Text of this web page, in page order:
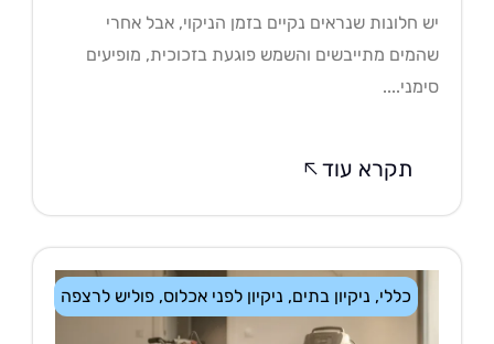
חלונות שנראים נקיים בזמן הניקוי, אבל אחרי
מתייבשים והשמש פוגעת בזכוכית, מופיעים
תקרא עוד
ניקיון בתים,ניקיון לפני אכלוס,פוליש לרצפה